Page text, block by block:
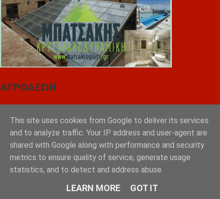
ΑΓΡΟΑΞΩΝ
This site uses cookies from Google to deliver its services
and to analyze traffic. Your IP address and user-agent are
shared with Google along with performance and security
metrics to ensure quality of service, generate usage
statistics, and to detect and address abuse.
LEARN MORE GOT IT